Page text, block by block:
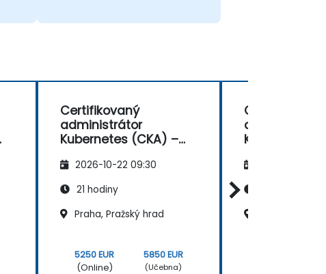
Certifikovaný
administrátor
Kubernetes (CKA) –
2026-10-22 09:30
21 hodiny
Praha, Pražský hrad
5250 EUR
(Online)
5850 EUR
(Učebna)
Certifikovaný
administrátor
Kubernetes